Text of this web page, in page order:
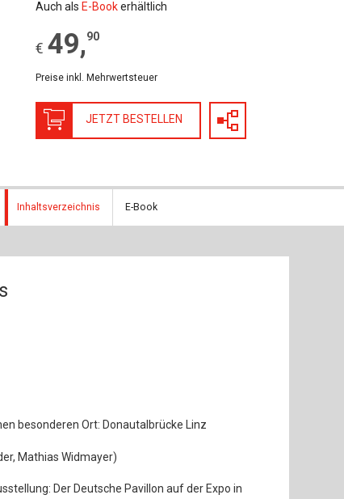
Baustoffe
Bautechnikgeschichte
Betonbau
Brückenbau
Auch als E-Bookerhältlich
€ 49,90
Preise inkl. Mehrwertsteuer
JETZT BESTELLEN
Inhaltsverzeichnis E-Book
besonderen Ort: Donautalbrücke Linz
Mathias Widmayer)
Der Deutsche Pavillon auf der Expo in